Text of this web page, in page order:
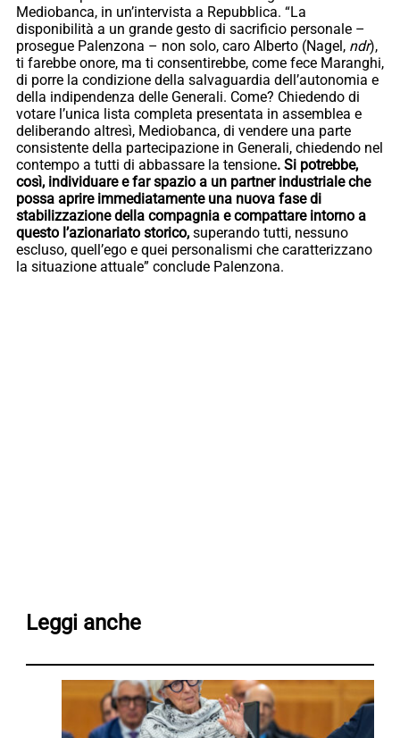
Mediobanca, in un’intervista a Repubblica. “La
disponibilità a un grande gesto di sacrificio personale –
prosegue Palenzona – non solo, caro Alberto (Nagel, ndr),
ti farebbe onore, ma ti consentirebbe, come fece Maranghi,
di porre la condizione della salvaguardia dell’autonomia e
della indipendenza delle Generali. Come? Chiedendo di
votare l’unica lista completa presentata in assemblea e
deliberando altresì, Mediobanca, di vendere una parte
consistente della partecipazione in Generali, chiedendo nel
contempo a tutti di abbassare la tensione. Si potrebbe,
così, individuare e far spazio a un partner industriale che
possa aprire immediatamente una nuova fase di
stabilizzazione della compagnia e compattare intorno a
questo l’azionariato storico, superando tutti, nessuno
escluso, quell’ego e quei personalismi che caratterizzano
la situazione attuale” conclude Palenzona.
Leggi anche